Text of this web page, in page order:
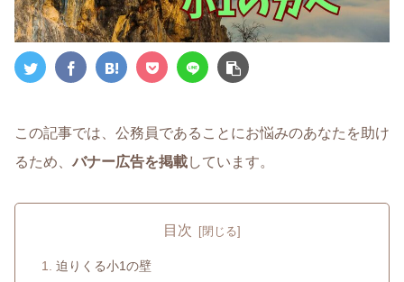
この記事では、公務員であることにお悩みのあなたを助け
るため、 バナー広告を掲載しています。
目次
迫りくる小1の壁